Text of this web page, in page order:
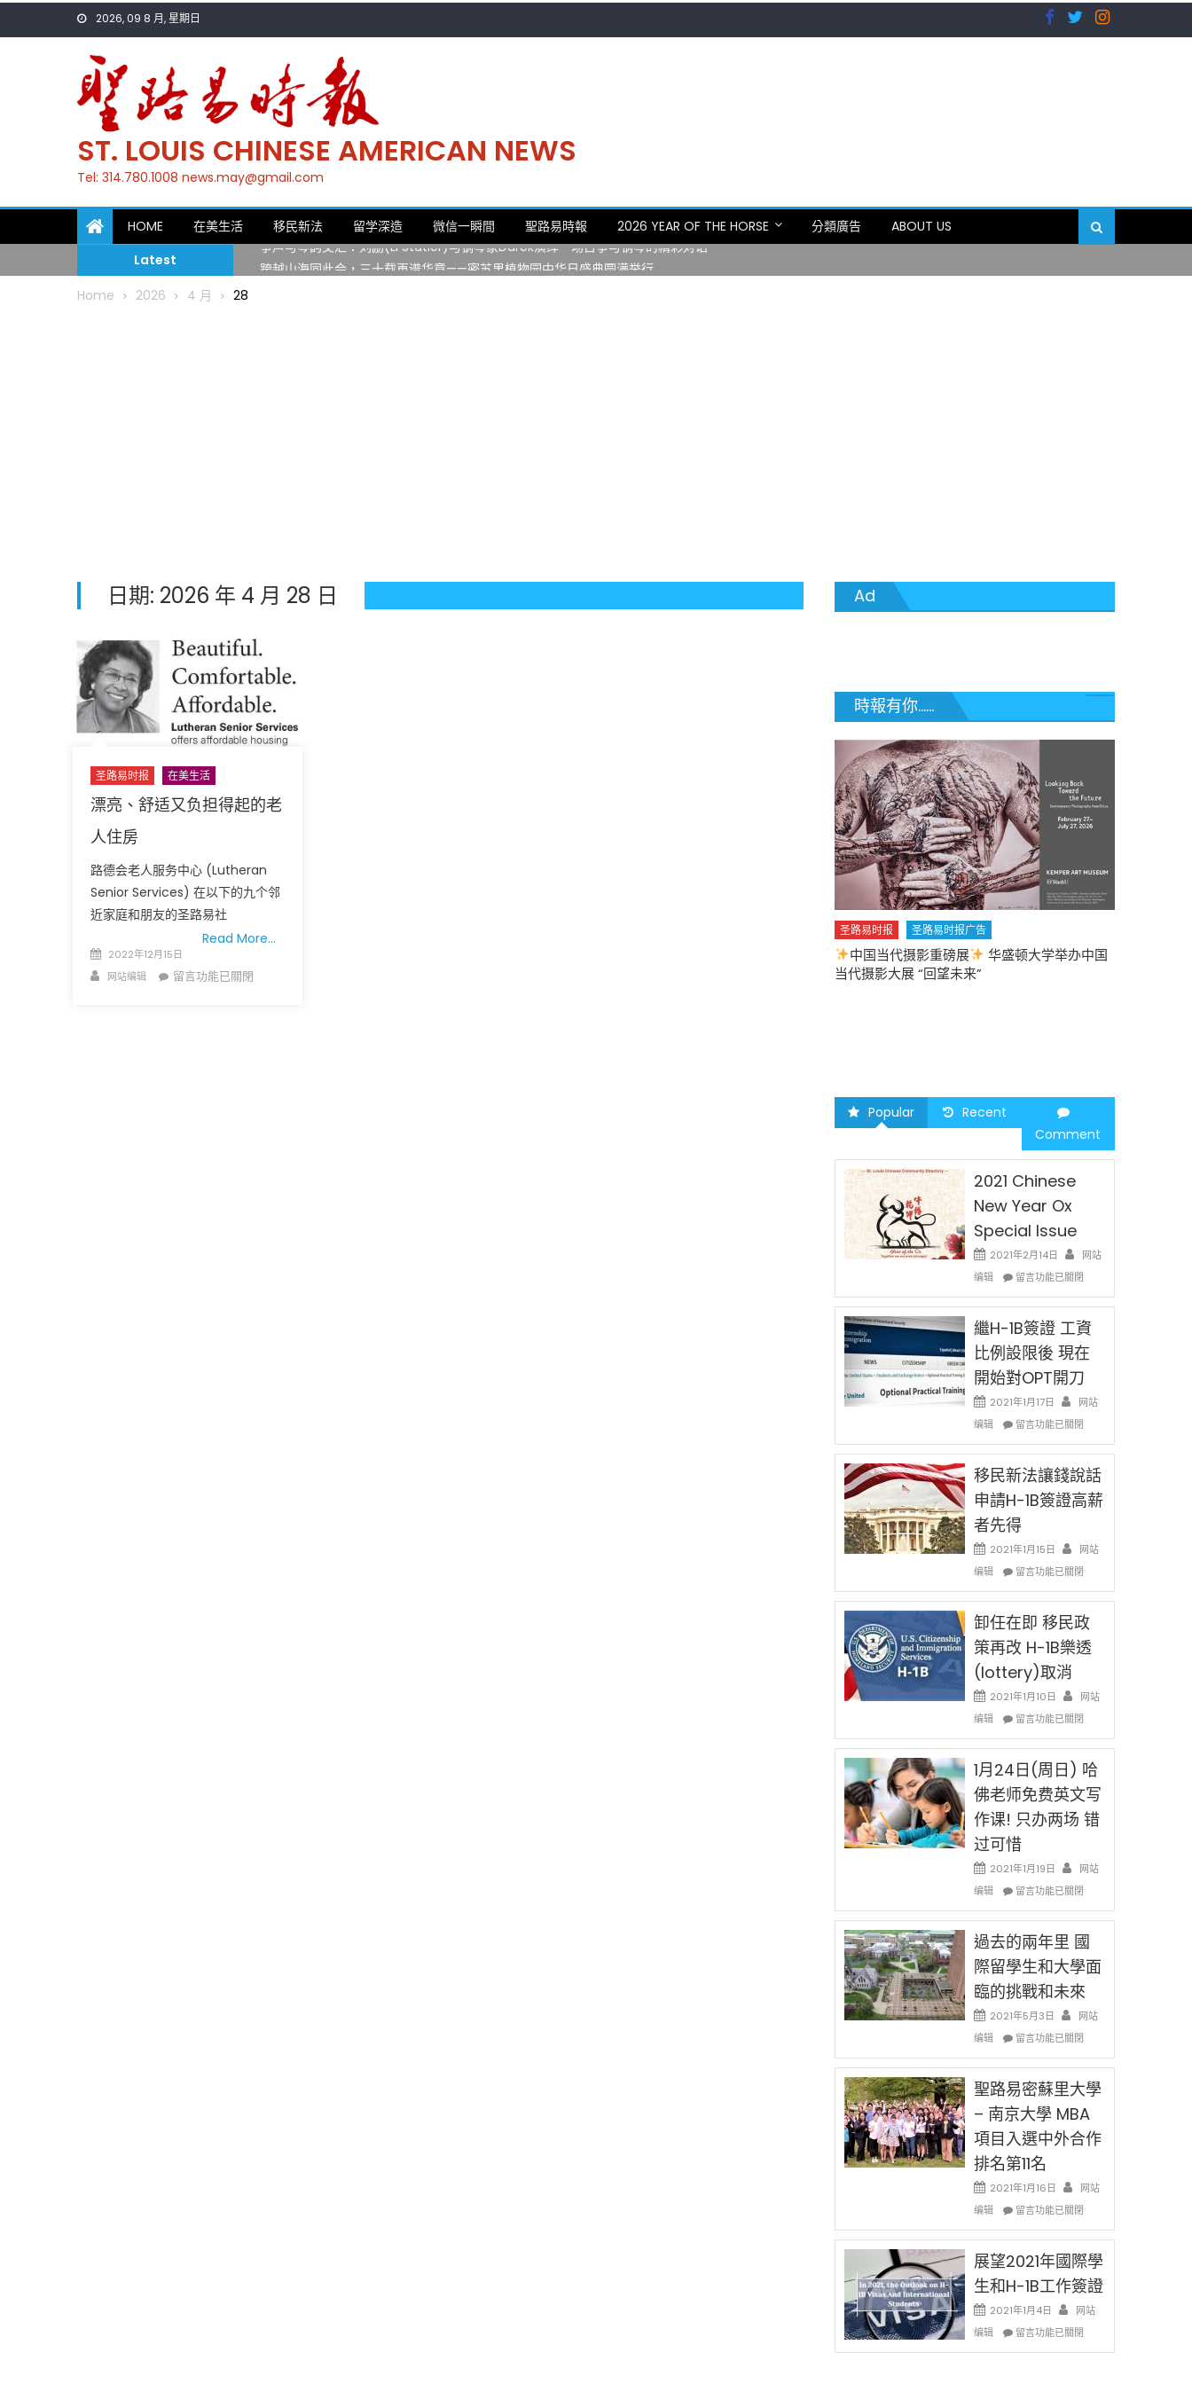
2026, 09 8 月, 星期日
ST. LOUIS CHINESE AMERICAN NEWS
Tel: 314.780.1008 news.may@gmail.com
HOME 在美生活 移民新法 留学深造 微信一瞬間 聖路易時報 2026 YEAR OF THE HORSE 分類廣告
ABOUT US
Latest
一晃三十年，初夏又相逢。中华日，等你来赴约 —— 密苏里植物园“中华日三十周年特别报道（五）
筝声与琴韵交汇：刘励(Li Statler)与钢琴家Darek演绎一场古筝与钢琴的精彩对话
跨越山海同此会，三十载再谱华章——密苏里植物园中华日盛典圆满举行
Home 2026 4 月 28
日期: 2026 年 4 月 28 日
圣路易时报 在美生活
漂亮、舒适又负担得起的老
人住房
路德会老人服务中心 (Lutheran
Senior Services) 在以下的九个邻
近家庭和朋友的圣路易社
Read More…
Posted
on
2022年12月15日
Author
网站编辑
在
留言功能已關閉
Ad
時報有你......
圣路易时报 圣路易时报广告
中国当代摄影重磅展
华盛顿大学举办中国
当代摄影大展 “回望未来”
Popular
Recent
Comment
2021 Chinese
New Year Ox
Special Issue
2021年2月14日
网站
编辑
在
Chinese
New
Year
Ox
Special
中
留言功能已關閉
繼H-1B簽證 工資
比例設限後 現在
開始對OPT開刀
2021年1月17日
网站
编辑
在
H-
1B
簽
證
工
比
例
設
限
後
現
在
開
始
OPT
開
中
留言功能已關閉
移民新法讓錢說話
申請H-1B簽證高薪
者先得
2021年1月15日
网站
编辑
在
民
新
法
讓
錢
話
申
請
H-
1B
簽
證
高
薪
者
先
得〉
留言功能已關閉
卸任在即 移民政
策再改 H-1B樂透
(lottery)取消
2021年1月10日
网站
编辑
在
任
在
即
移
民
政
策
再
改
H-
1B
樂
透
(lottery)
取
消〉
中
留言功能已關閉
1月24日(周日) 哈
佛老师免费英文写
作课! 只办两场 错
过可惜
2021年1月19日
网站
编辑
在
月
24
日
(周
日)
佛
老
师
免
费
英
文
写
作
课!
只
办
场
错
可
惜〉
中
留言功能已關閉
過去的兩年里 國
際留學生和大學面
臨的挑戰和未來
2021年5月3日
网站
编辑
在
去
的
兩
年
里
國
際
留
學
生
和
大
學
面
臨
挑
戰
留言功能已關閉
聖路易密蘇里大學
– 南京大學 MBA
項目入選中外合作
排名第11名
2021年1月16日
网站
编辑
在
路
易
蘇
里
大
學
–
留言功能已關閉
展望2021年國際學
生和H-1B工作簽證
2021年1月4日
网站
编辑
在
留言功能已關閉